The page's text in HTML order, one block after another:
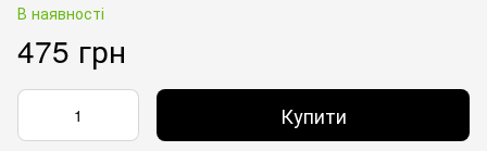
В наявності
475 грн
Купити